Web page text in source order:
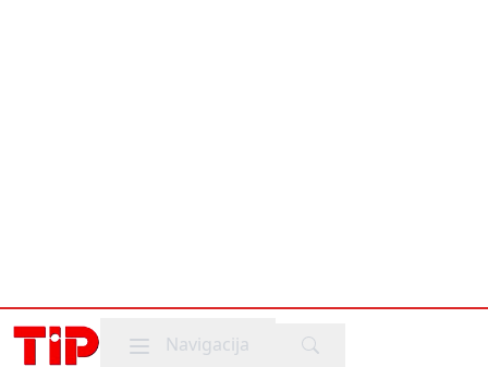
Mobile menu
Navigacija